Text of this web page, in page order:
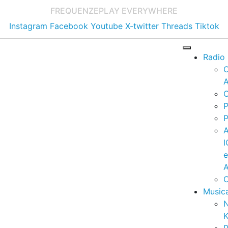
FREQUENZEPLAY EVERYWHERE
Instagram Facebook Youtube X-twitter Threads Tiktok
Radio
e